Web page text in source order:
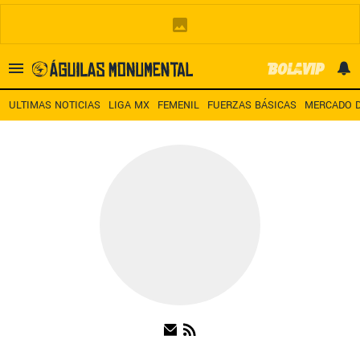
Es tendencia: Noticias América HOY América – San Diego TV
ULTIMAS NOTICIAS LIGA MX FEMENIL FUERZAS BÁSICAS MERCADO